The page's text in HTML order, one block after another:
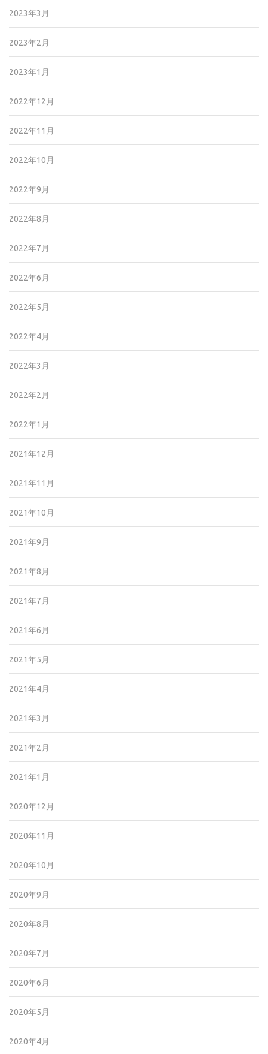
2023年3月
2023年2月
2023年1月
2022年12月
2022年11月
2022年10月
2022年9月
2022年8月
2022年7月
2022年6月
2022年5月
2022年4月
2022年3月
2022年2月
2022年1月
2021年12月
2021年11月
2021年10月
2021年9月
2021年8月
2021年7月
2021年6月
2021年5月
2021年4月
2021年3月
2021年2月
2021年1月
2020年12月
2020年11月
2020年10月
2020年9月
2020年8月
2020年7月
2020年6月
2020年5月
2020年4月